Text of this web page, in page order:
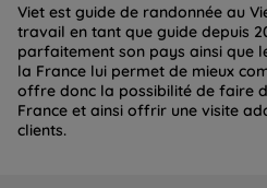
Viet est guide de randonnée au
travail en tant que guide depuis
parfaitement son pays ainsi que
la France lui permet de mieux
offre donc la possibilité de faire
France et ainsi offrir une visite
clients.